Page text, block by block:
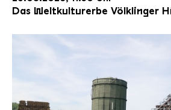
Das Weltkulturerbe Völklinger